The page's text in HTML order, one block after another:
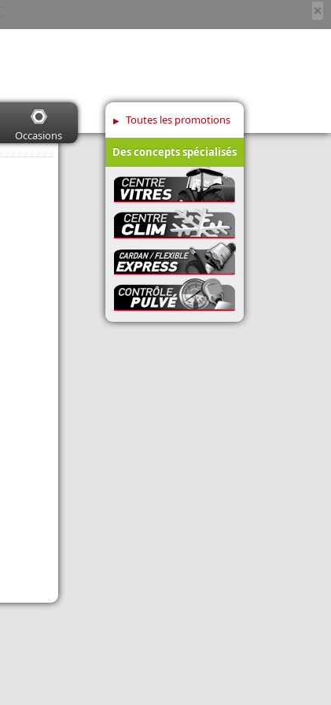
×
Occasions
Toutes les promotions
Des concepts spécialisés